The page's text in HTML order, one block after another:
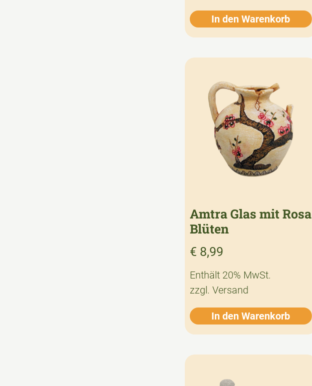
In den Warenkorb
Amtra Glas mit Rosa
Blüten
€ 8,99
Enthält 20% MwSt.
zzgl. Versand
In den Warenkorb